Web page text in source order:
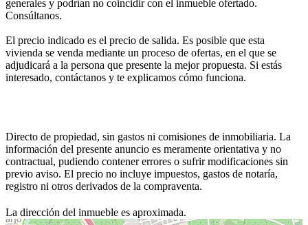
generales y podrían no coincidir con el inmueble ofertado.
Consúltanos.
El precio indicado es el precio de salida. Es posible que esta
vivienda se venda mediante un proceso de ofertas, en el que se
adjudicará a la persona que presente la mejor propuesta. Si estás
interesado, contáctanos y te explicamos cómo funciona.
Directo de propiedad, sin gastos ni comisiones de inmobiliaria. La
información del presente anuncio es meramente orientativa y no
contractual, pudiendo contener errores o sufrir modificaciones sin
previo aviso. El precio no incluye impuestos, gastos de notaría,
registro ni otros derivados de la compraventa.
La dirección del inmueble es aproximada.